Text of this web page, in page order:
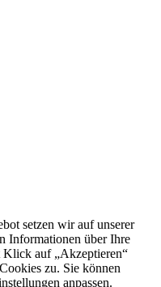
setzen wir auf unserer
Informationen über Ihre
Klick auf „Akzeptieren“
zu. Sie können
anpassen.